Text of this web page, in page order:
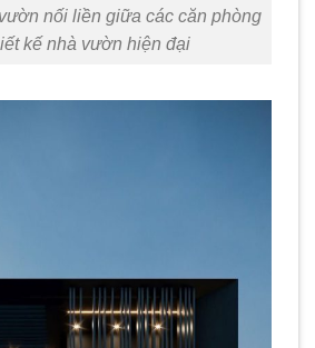
nối liền giữa các căn phòng
kế nhà vườn hiện đại